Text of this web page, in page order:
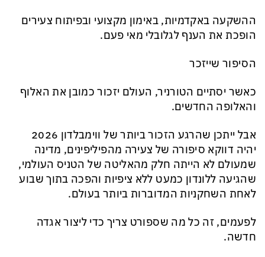
ההשקעה באקדמיות, באימון מקצועי ובפיתוח צעירים
הופכת את הענף לגלובלי מאי פעם.
הסיפור שייזכר
כאשר יסתיים הטורניר, העולם יזכור כמובן את האלוף
והאלופה החדשים.
אבל ייתכן שהרגע הזכור ביותר של ווימבלדון 2026
יהיה דווקא סיפורה של צעירה מהפיליפינים, מדינה
שמעולם לא הייתה חלק מהאליטה של הטניס העולמי,
שהגיעה ללונדון כמעט ללא ציפיות והפכה בתוך שבוע
לאחת השחקניות המדוברות ביותר בעולם.
לפעמים, זה כל מה שספורט צריך כדי ליצור אגדה
חדשה.